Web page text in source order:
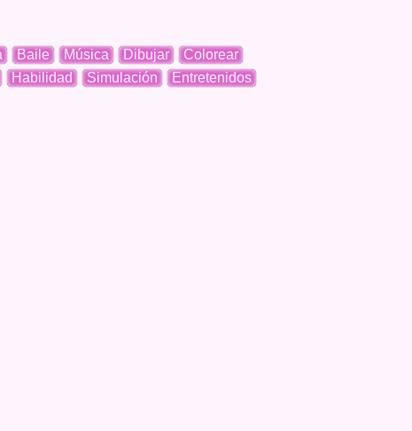
Baile Música Dibujar
Colorear
Habilidad Simulación
Entretenidos